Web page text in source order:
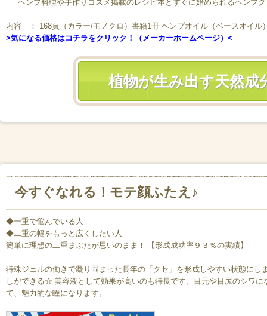
ヘンプ料理や手作りコスメ掲載のレシピ本とすぐに始められるヘンプ
内容 ： 168頁（カラー/モノクロ）書籍1冊 ヘンプオイル（ベースオイル
>気になる価格はコチラをクリック！（メーカーホームページ）<
植物が生み出す天然成
今すぐなれる！モテ顔ふたえ♪
◆一重で悩んでいる人
◆二重の幅をもっと広くしたい人
簡単に理想の二重まぶたが思いのまま！ 【形成成功率９３％の実績】
特殊ジェルの働きで凝り固まった長年の「クセ」を形成しやすい状態に
しができる☆ 美容液として効果が高いのも特長です。目元や目尻のシワ
て、魅力的な瞳になります。